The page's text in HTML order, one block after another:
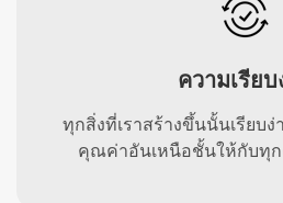
ความเรียบ
ทุกสิ่งที่เราสร้างขึ้นนั้นเรียบ
คุณค่าอันเหนือชั้นให้กับทุก